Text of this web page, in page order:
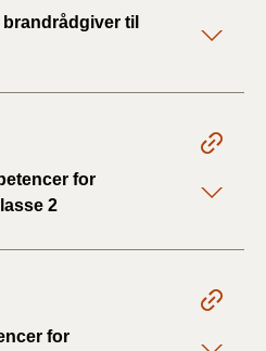
til
for
2
for